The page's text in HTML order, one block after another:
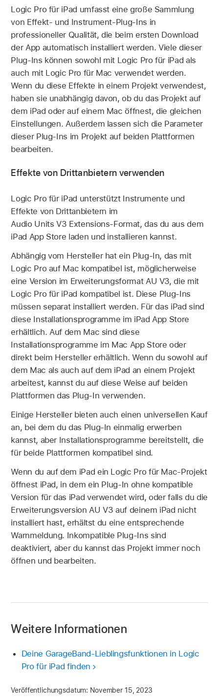
Logic Pro für iPad umfasst eine große Sammlung
von Effekt- und Instrument-Plug-Ins in
professioneller Qualität, die beim ersten Download
der App automatisch installiert werden. Viele dieser
Plug-Ins können sowohl mit Logic Pro für iPad als
auch mit Logic Pro für Mac verwendet werden.
Wenn du diese Effekte in einem Projekt verwendest,
haben sie unabhängig davon, ob du das Projekt auf
dem iPad oder auf einem Mac öffnest, die gleichen
Einstellungen. Außerdem lassen sich die Parameter
dieser Plug-Ins im Projekt auf beiden Plattformen
bearbeiten.
Effekte von Drittanbietern verwenden
Logic Pro für iPad unterstützt Instrumente und
Effekte von Drittanbietern im
Audio Units V3 Extensions-Format, das du aus dem
iPad App Store laden und installieren kannst.
Abhängig vom Hersteller hat ein Plug-In, das mit
Logic Pro auf Mac kompatibel ist, möglicherweise
eine Version im Erweiterungsformat AU V3, die mit
Logic Pro für iPad kompatibel ist. Diese Plug-Ins
müssen separat installiert werden. Für das iPad sind
diese Installationsprogramme im iPad App Store
erhältlich. Auf dem Mac sind diese
Installationsprogramme im Mac App Store oder
direkt beim Hersteller erhältlich. Wenn du sowohl auf
dem Mac als auch auf dem iPad an einem Projekt
arbeitest, kannst du auf diese Weise auf beiden
Plattformen das Plug-In verwenden.
Einige Hersteller bieten auch einen universellen Kauf
an, bei dem du das Plug-In einmalig erwerben
kannst, aber Installationsprogramme bereitstellt, die
für beide Plattformen kompatibel sind.
Wenn du auf dem iPad ein Logic Pro für Mac-Projekt
öffnest iPad, in dem ein Plug-In ohne kompatible
Version für das iPad verwendet wird, oder falls du die
Erweiterungsversion AU V3 auf deinem iPad nicht
installiert hast, erhältst du eine entsprechende
Warnmeldung. Inkompatible Plug-Ins sind
deaktiviert, aber du kannst das Projekt immer noch
öffnen und bearbeiten.
Weitere Informationen
Deine GarageBand-Lieblingsfunktionen in Logic
Pro für iPad finden
Veröffentlichungsdatum: November 15, 2023